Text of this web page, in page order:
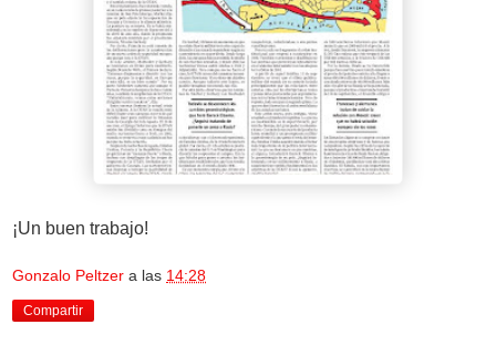
¡Un buen trabajo!
Gonzalo Peltzer a las 14:28
Compartir